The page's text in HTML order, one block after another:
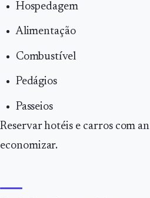
Hospedagem
Alimentação
Combustível
Pedágios
Passeios
Reservar hotéis e carros com
economizar.